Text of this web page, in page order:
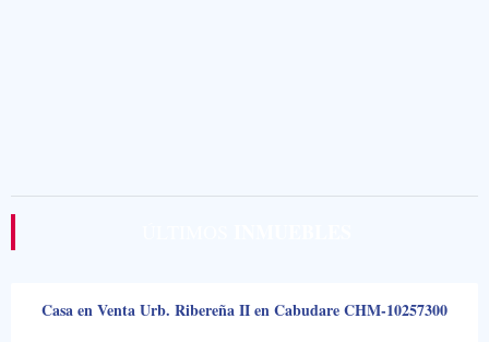
Casa en Venta Urb. Ribereña II en Cabudare CHM-10257300